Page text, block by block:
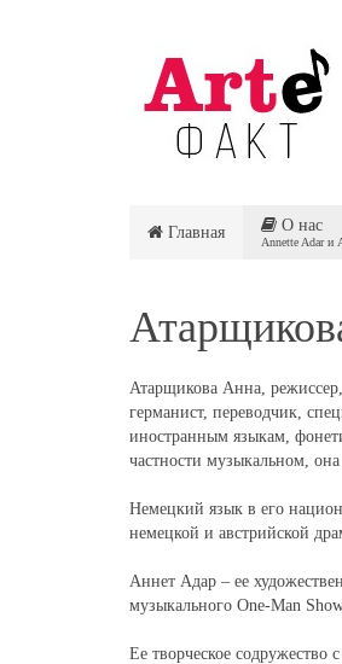
Главная О нас
Annette Adar и
Атарщикова Анна, режиссер,
германист, переводчик,
иностранным языкам,
частности музыкальном,
Немецкий язык в его
немецкой и австрийской
Аннет Адар – ее
музыкального One-Man
Ее творческое